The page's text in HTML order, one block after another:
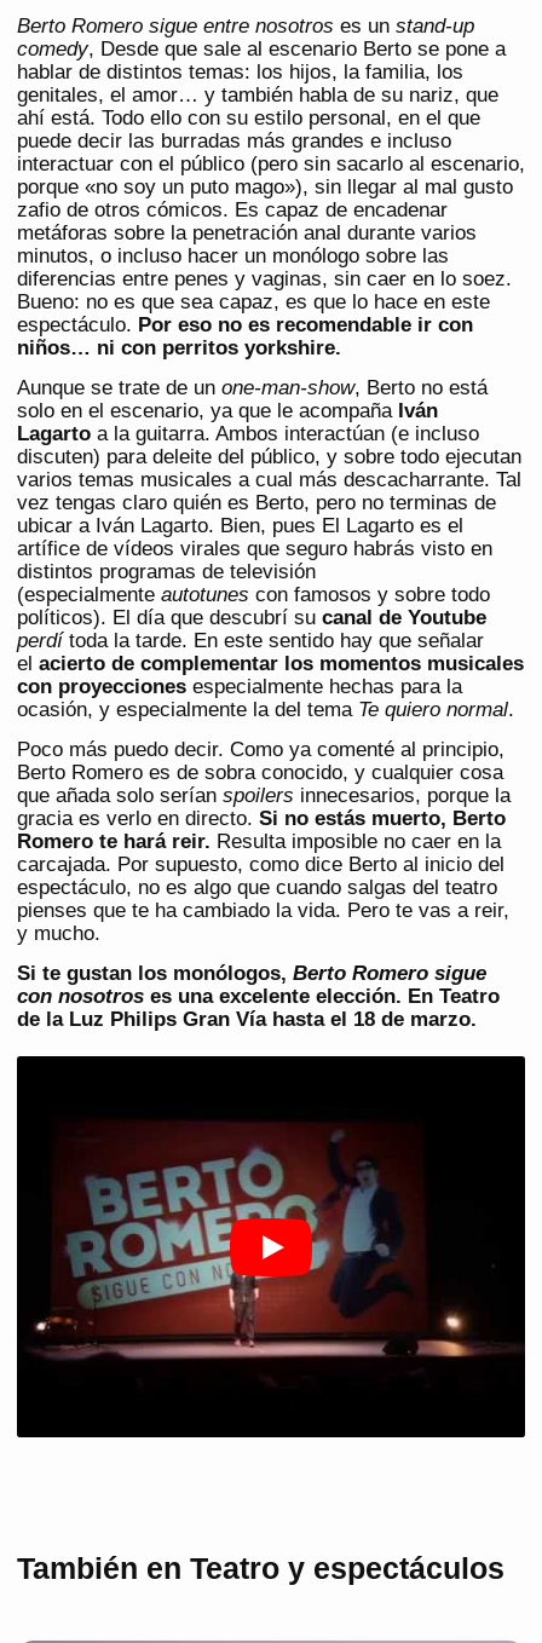
Berto Romero sigue entre nosotros es un stand-up
comedy, Desde que sale al escenario Berto se pone a
hablar de distintos temas: los hijos, la familia, los
genitales, el amor… y también habla de su nariz, que
ahí está. Todo ello con su estilo personal, en el que
puede decir las burradas más grandes e incluso
interactuar con el público (pero sin sacarlo al escenario,
porque «no soy un puto mago»), sin llegar al mal gusto
zafio de otros cómicos. Es capaz de encadenar
metáforas sobre la penetración anal durante varios
minutos, o incluso hacer un monólogo sobre las
diferencias entre penes y vaginas, sin caer en lo soez.
Bueno: no es que sea capaz, es que lo hace en este
espectáculo. Por eso no es recomendable ir con
niños… ni con perritos yorkshire.
Aunque se trate de un one-man-show, Berto no está
solo en el escenario, ya que le acompaña Iván
Lagarto a la guitarra. Ambos interactúan (e incluso
discuten) para deleite del público, y sobre todo ejecutan
varios temas musicales a cual más descacharrante. Tal
vez tengas claro quién es Berto, pero no terminas de
ubicar a Iván Lagarto. Bien, pues El Lagarto es el
artífice de vídeos virales que seguro habrás visto en
distintos programas de televisión
(especialmente autotunes con famosos y sobre todo
políticos). El día que descubrí su canal de Youtube
perdí toda la tarde. En este sentido hay que señalar
el acierto de complementar los momentos musicales
con proyecciones especialmente hechas para la
ocasión, y especialmente la del tema Te quiero normal.
Poco más puedo decir. Como ya comenté al principio,
Berto Romero es de sobra conocido, y cualquier cosa
que añada solo serían spoilers innecesarios, porque la
gracia es verlo en directo. Si no estás muerto, Berto
Romero te hará reir. Resulta imposible no caer en la
carcajada. Por supuesto, como dice Berto al inicio del
espectáculo, no es algo que cuando salgas del teatro
pienses que te ha cambiado la vida. Pero te vas a reir,
y mucho.
Si te gustan los monólogos, Berto Romero sigue
con nosotros es una excelente elección. En Teatro
de la Luz Philips Gran Vía hasta el 18 de marzo.
También en Teatro y espectáculos